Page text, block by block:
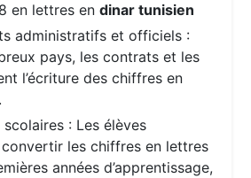
en lettres endinar tunisien
administratifs et officiels :
pays, les contrats et les
l’écriture des chiffres en
: Les élèves
les chiffres en lettres
années d’apprentissage,